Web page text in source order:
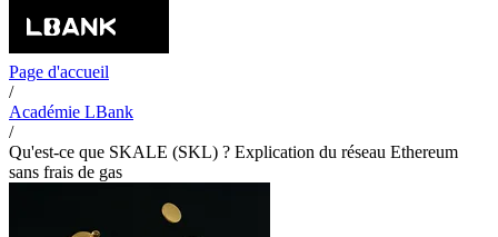
Page d'accueil
/
Académie LBank
/
Qu'est-ce que SKALE (SKL) ? Explication du réseau Ethereum
sans frais de gas